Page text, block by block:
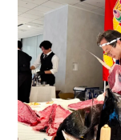
会場が沸くスペシャル
《マグロ解体ショー》
✨団体様向け出張パー
タ...
4